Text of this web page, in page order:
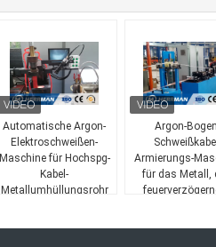
Automatische Argon-
Elektroschweißen-
Maschine für Hochspg-
Kabel-
Metallumhüllungsrohr
Argon-
Armierungs-
für das Metall,